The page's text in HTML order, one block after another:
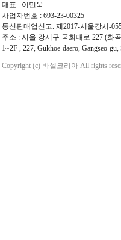
대표 : 이민욱
사업자번호 : 693-23-00325
통신판매업신고. 제2017-서울강서-
주소 : 서울 강서구 국회대로 227 (화
1~2F , 227, Gukhoe-daero, Gangseo-
Copyright (c) 바셀코리아 All rights